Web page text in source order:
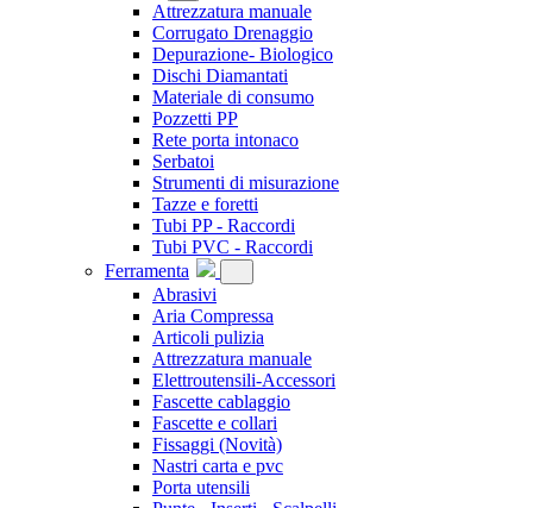
Attrezzatura manuale
Corrugato Drenaggio
Depurazione- Biologico
Dischi Diamantati
Materiale di consumo
Pozzetti PP
Rete porta intonaco
Serbatoi
Strumenti di misurazione
Tazze e foretti
Tubi PP - Raccordi
Tubi PVC - Raccordi
Ferramenta
Abrasivi
Aria Compressa
Articoli pulizia
Attrezzatura manuale
Elettroutensili-Accessori
Fascette cablaggio
Fascette e collari
Fissaggi (Novità)
Nastri carta e pvc
Porta utensili